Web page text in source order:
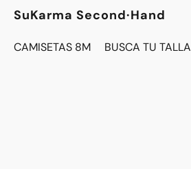
SuKarma Second·Hand
CAMISETAS 8M BUSCA TU TALLA